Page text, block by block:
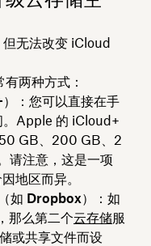
无法改变 iCloud
两种方式：
：您可以直接在手
。Apple 的 iCloud+
GB、200 GB、2
请注意，这是一项
地区而异。
如 Dropbox）
：如
，那么第二个云存储服
或共享文件而设